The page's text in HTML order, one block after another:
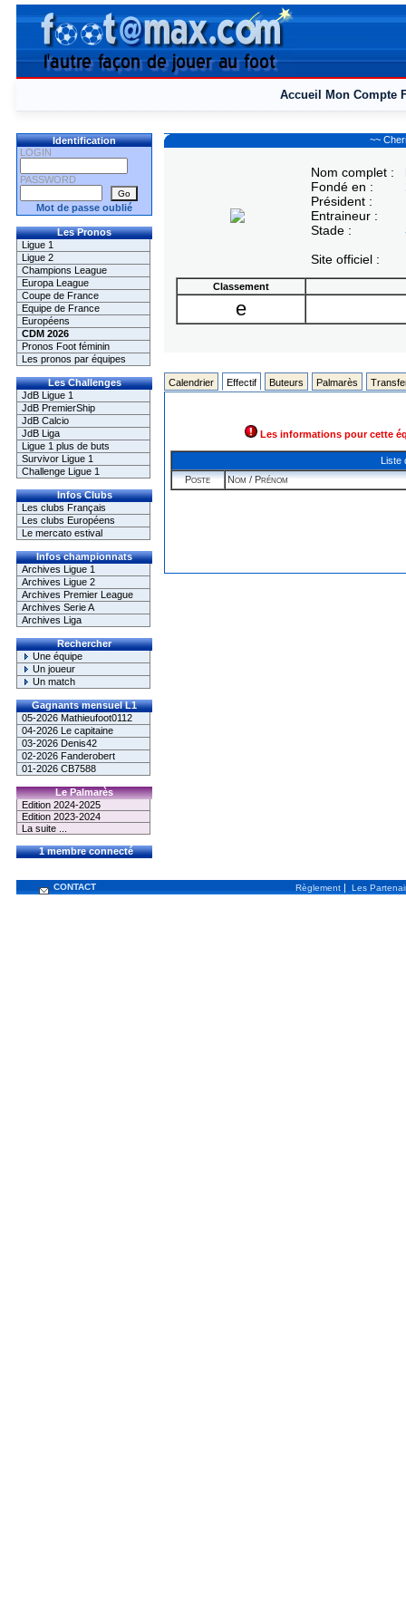
Accueil Mon Compte
Identification
LOGIN
PASSWORD
Mot de passe oublié
Les Pronos
Ligue 1
Ligue 2
Champions League
Europa League
Coupe de France
Equipe de France
Européens
CDM 2026
Pronos Foot féminin
Les pronos par équipes
Les Challenges
JdB Ligue 1
JdB PremierShip
JdB Calcio
JdB Liga
Ligue 1 plus de buts
Survivor Ligue 1
Challenge Ligue 1
Infos Clubs
Les clubs Français
Les clubs Européens
Le mercato estival
Infos championnats
Archives Ligue 1
Archives Ligue 2
Archives Premier League
Archives Serie A
Archives Liga
Rechercher
Une équipe
Un joueur
Un match
Gagnants mensuel L1
05-2026 Mathieufoot0112
04-2026 Le capitaine
03-2026 Denis42
02-2026 Fanderobert
01-2026 CB7588
Le Palmarès
Edition 2024-2025
Edition 2023-2024
La suite ...
1 membre connecté
~~
Nom complet :
Fondé en :
Président :
Entraineur :
Stade :
Site officiel :
Classement
e
Calendrier Effectif Buteurs Palmarès
Les informations pour cette
Liste
Poste
Nom / Prénom
CONTACT Règlement | Les